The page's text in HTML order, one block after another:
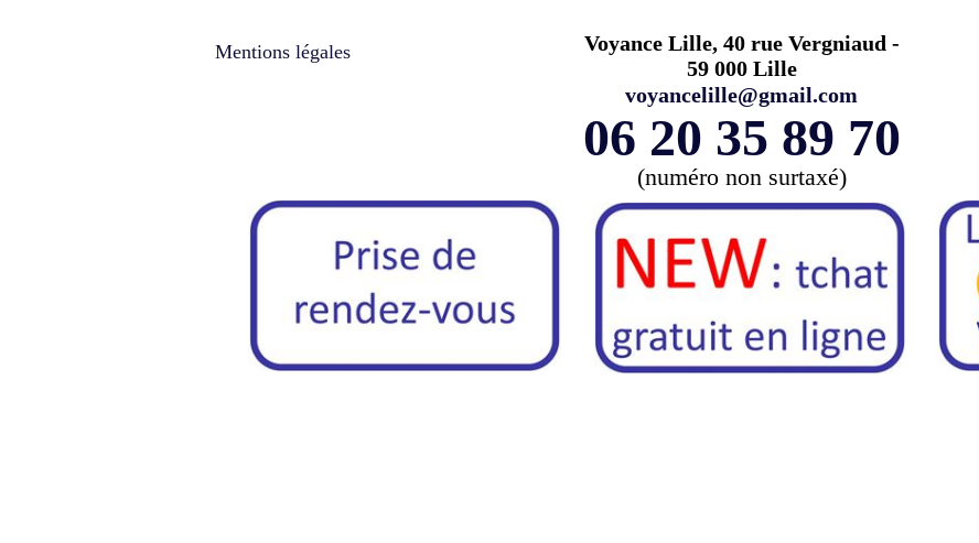
Voyance Lille, 40 rue Vergniaud -
59 000 Lille
voyancelille@gmail.com
06 20 35 89 70
(numéro non surtaxé)
Mentions légales